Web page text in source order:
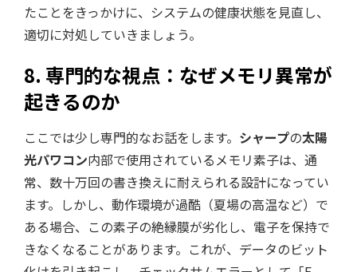
たことをきっかけに、システムの健康状態を見直し、
適切に対処していきましょう。
8. 専門的な視点：なぜメモリ異常が
起きるのか
ここでは少し専門的なお話をします。 シャープの太陽
光パワコン内部で使用されているメモリ素子は、通
常、数十万回の書き換えに耐えられる設計になってい
ます。しかし、動作環境が過酷（夏場の高温など）で
ある場合、この素子の絶縁膜が劣化し、電子を保持で
きなくなることがあります。これが、データのビット